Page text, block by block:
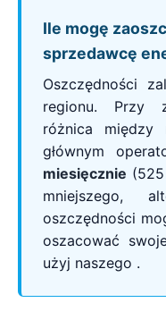
Ile mogę
sprzedawcę
Oszczędności
regionu. Przy
różnica między
głównym
miesięcznie
mniejszego,
oszczędności
oszacować
użyj naszego .